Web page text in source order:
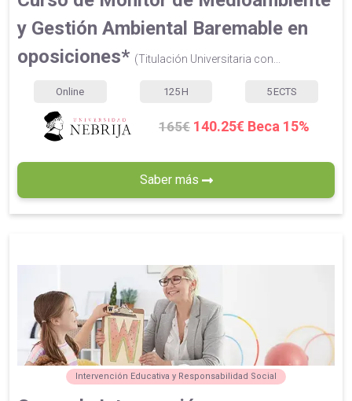
y Gestión Ambiental Baremable en
oposiciones* (Titulación Universitaria con...
Online 125 H 5 ECTS
165€ 140.25€ Beca 15%
Saber más
Intervención Educativa y Responsabilidad Social